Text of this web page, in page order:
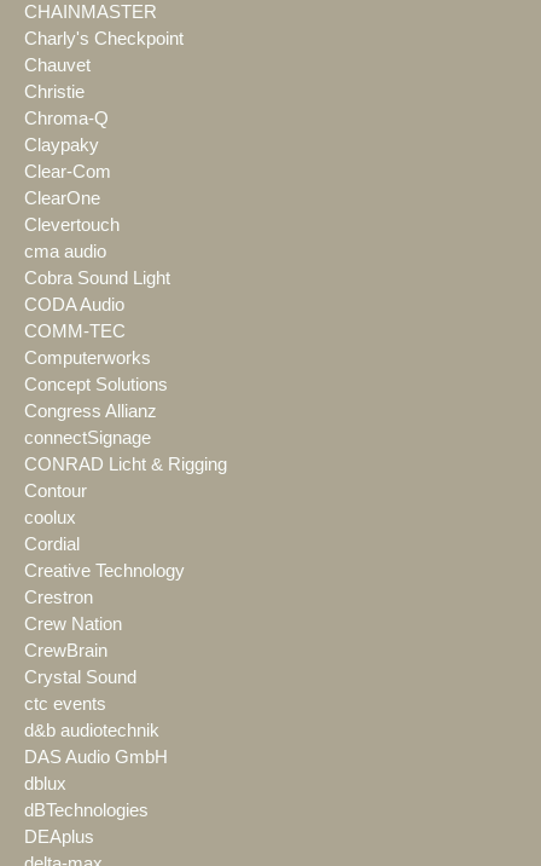
CHAINMASTER
Charly's Checkpoint
Chauvet
Christie
Chroma-Q
Claypaky
Clear-Com
ClearOne
Clevertouch
cma audio
Cobra Sound Light
CODA Audio
COMM-TEC
Computerworks
Concept Solutions
Congress Allianz
connectSignage
CONRAD Licht & Rigging
Contour
coolux
Cordial
Creative Technology
Crestron
Crew Nation
CrewBrain
Crystal Sound
ctc events
d&b audiotechnik
DAS Audio GmbH
dblux
dBTechnologies
DEAplus